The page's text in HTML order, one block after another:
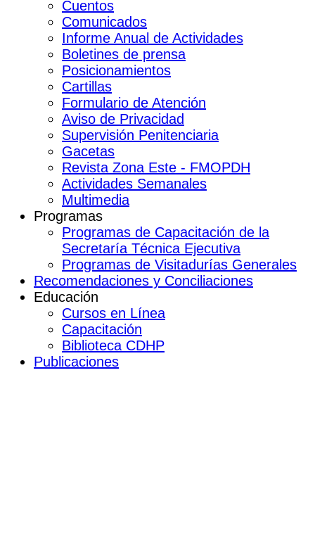
Cuentos
Comunicados
Informe Anual de Actividades
Boletines de prensa
Posicionamientos
Cartillas
Formulario de Atención
Aviso de Privacidad
Supervisión Penitenciaria
Gacetas
Revista Zona Este - FMOPDH
Actividades Semanales
Multimedia
Programas
Programas de Capacitación de la
Secretaría Técnica Ejecutiva
Programas de Visitadurías Generales
Recomendaciones y Conciliaciones
Educación
Cursos en Línea
Capacitación
Biblioteca CDHP
Publicaciones